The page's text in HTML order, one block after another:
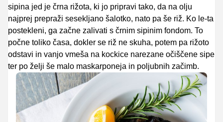
sipina jed je črna rižota, ki jo pripravi tako, da na olju
najprej prepraži sesekljano šalotko, nato pa še riž. Ko le-ta
postekleni, ga začne zalivati s črnim sipinim fondom. To
počne toliko časa, dokler se riž ne skuha, potem pa rižoto
odstavi in vanjo vmeša na kockice narezane očiščene sipe
ter po želji še malo maskarponeja in poljubnih začimb.